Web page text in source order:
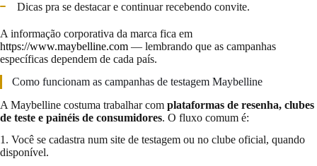
Dicas pra se destacar e continuar recebendo convite.
A informação corporativa da marca fica em
https://www.maybelline.com — lembrando que as campanhas
específicas dependem de cada país.
Como funcionam as campanhas de testagem Maybelline
A Maybelline costuma trabalhar com plataformas de resenha, clubes
de teste e painéis de consumidores. O fluxo comum é:
1. Você se cadastra num site de testagem ou no clube oficial, quando
disponível.